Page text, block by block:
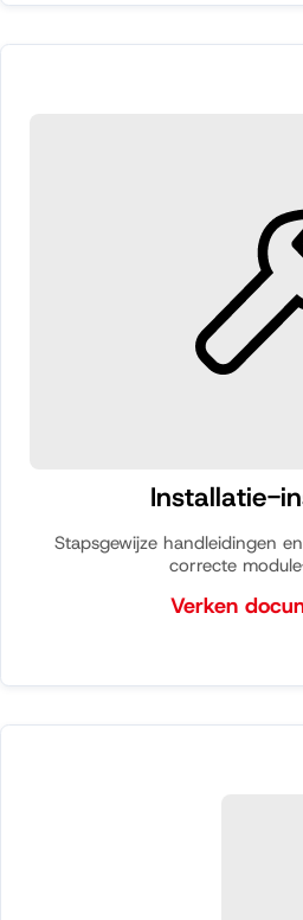
Installatie-
Stapsgewijze handleidingen
correcte
Verken